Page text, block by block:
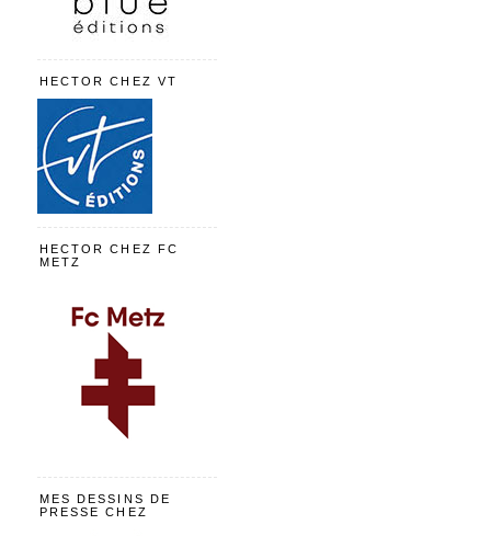
HECTOR CHEZ VT
HECTOR CHEZ FC
METZ
MES DESSINS DE
PRESSE CHEZ